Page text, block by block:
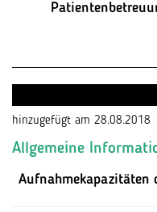
hinzugefügt am 28.08.2018
Allgemeine
Aufnahmekapazitäten